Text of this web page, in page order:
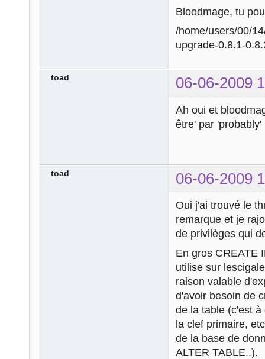
Bloodmage, tu
/home/users/00/
upgrade-0.8.1-
toad 06-06-2009
Ah oui et
être' par
toad 06-06-2009
Oui j'ai trouvé le
remarque et je
de privilèges qui
En gros CREATE
utilise sur
raison valable
d'avoir besoin de
de la table (c'est
la clef primaire,
de la base de
ALTER TABLE..).